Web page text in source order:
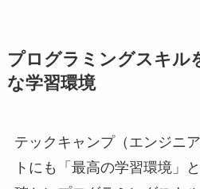
プログラミングスキル
な学習環境
テックキャンプ（エンジニ
トにも「 最高の学習環境」